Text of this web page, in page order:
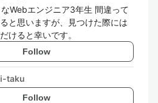
Webエンジニア3年生 間違って
と思いますが、見つけた際には
けると幸いです。
Follow
taku
Follow